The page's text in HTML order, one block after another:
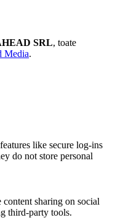
SRL, toate
Media.
like secure log-ins
do not store personal
sharing on social
third-party tools.